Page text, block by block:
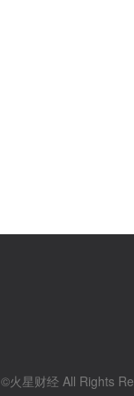
火星财经 All Rights